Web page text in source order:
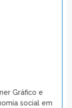
Gráfico e
social em